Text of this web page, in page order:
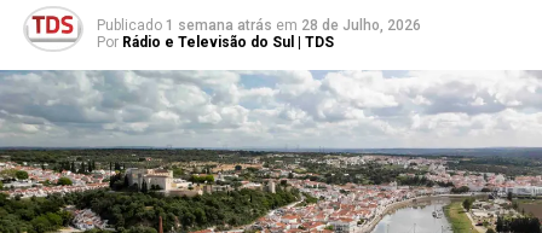
Publicado 1 semana atrás em 28 de Julho, 2026
Por Rádio e Televisão do Sul | TDS